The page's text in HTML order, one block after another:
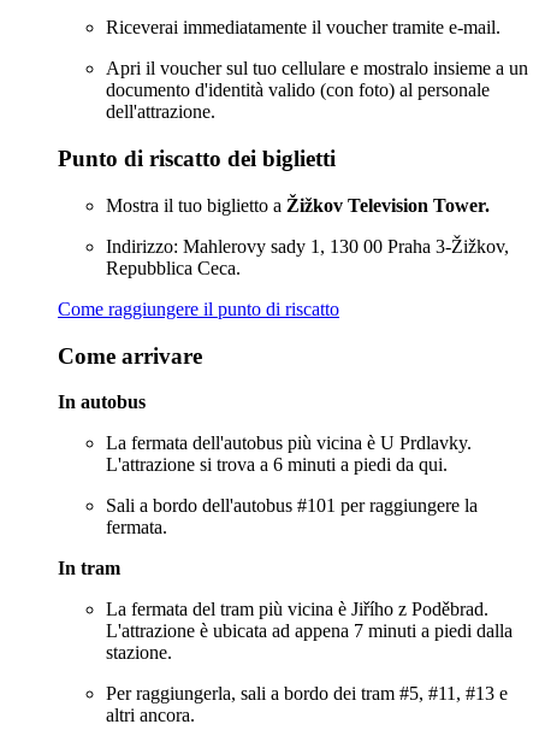
Riceverai immediatamente il voucher tramite e-mail.
Apri il voucher sul tuo cellulare e mostralo insieme a un
documento d'identità valido (con foto) al personale
dell'attrazione.
Punto di riscatto dei biglietti
Mostra il tuo biglietto a Žižkov Television Tower.
Indirizzo: Mahlerovy sady 1, 130 00 Praha 3-Žižkov,
Repubblica Ceca.
Come raggiungere il punto di riscatto
Come arrivare
In autobus
La fermata dell'autobus più vicina è U Prdlavky.
L'attrazione si trova a 6 minuti a piedi da qui.
Sali a bordo dell'autobus #101 per raggiungere la
fermata.
In tram
La fermata del tram più vicina è Jiřího z Poděbrad.
L'attrazione è ubicata ad appena 7 minuti a piedi dalla
stazione.
Per raggiungerla, sali a bordo dei tram #5, #11, #13 e
altri ancora.